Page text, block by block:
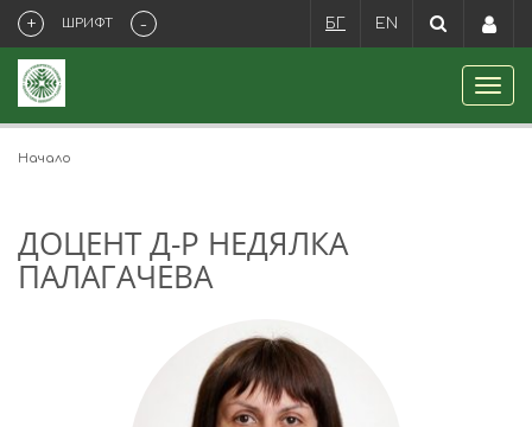
+ ШРИФТ - БГ EN
Начало
ДОЦЕНТ Д-Р НЕДЯЛКА
ПАЛАГАЧЕВА